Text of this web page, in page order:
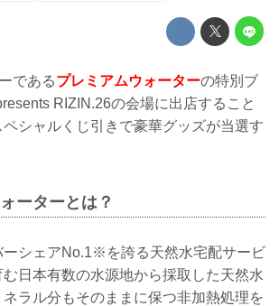
であるプレミアムウォーターの特別ブ
RIZIN.26の会場に出店すること
シャルくじ引きで豪華グッズが当選す
ーターとは？
ーシェアNo.1※を誇る天然水宅配サービ
日本有数の水源地から採取した天然水
ラル分もそのままに保つ非加熱処理を